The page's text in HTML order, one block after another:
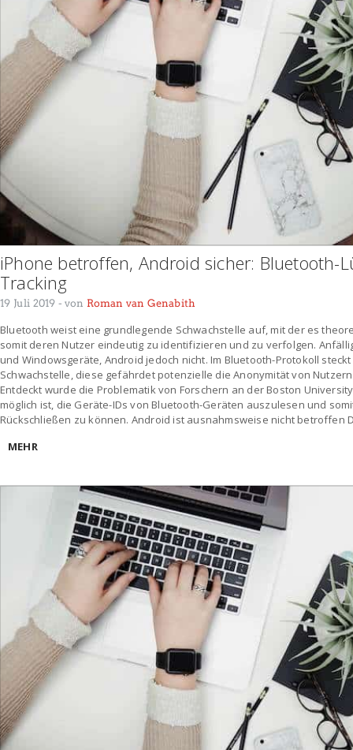
iPhone betroffen, Android sicher: Bluetooth-
Tracking
19 Juli 2019 - von Roman van Genabith
Bluetooth weist eine grundlegende Schwachstelle auf, mit der es
somit deren Nutzer eindeutig zu identifizieren und zu verfolgen.
und Windowsgeräte, Android jedoch nicht. Im Bluetooth-Protokoll
Schwachstelle, diese gefährdet potenzielle die Anonymität von
Entdeckt wurde die Problematik von Forschern an der Boston
möglich ist, die Geräte-IDs von Bluetooth-Geräten auszulesen und
Rückschließen zu können. Android ist ausnahmsweise nicht betroffen
MEHR